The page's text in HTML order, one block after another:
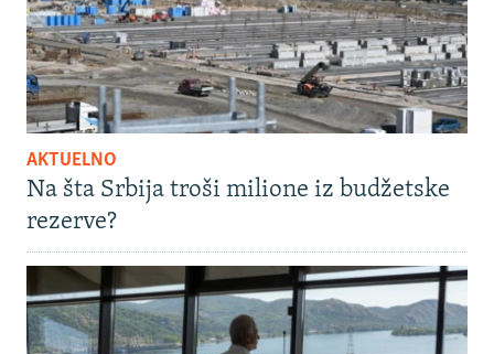
AKTUELNO
Na šta Srbija troši milione iz budžetske
rezerve?